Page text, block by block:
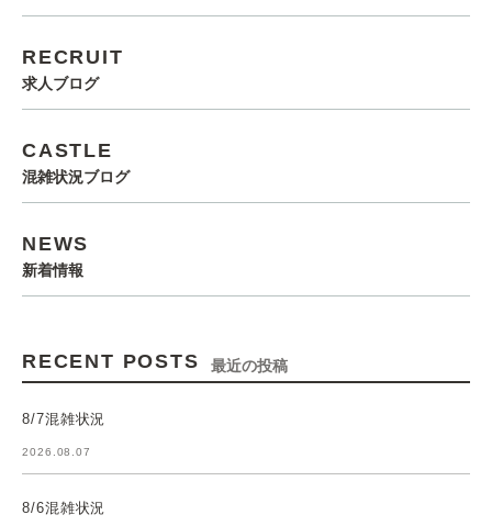
RECRUIT
求人ブログ
CASTLE
混雑状況ブログ
NEWS
新着情報
RECENT POSTS 最近の投稿
8/7混雑状況
2026.08.07
8/6混雑状況